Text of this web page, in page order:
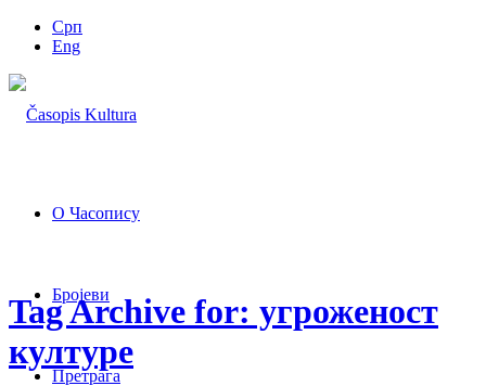
Срп
Eng
О Часопису
Бројеви
Претрага
Tag Archive for: угроженост
културе